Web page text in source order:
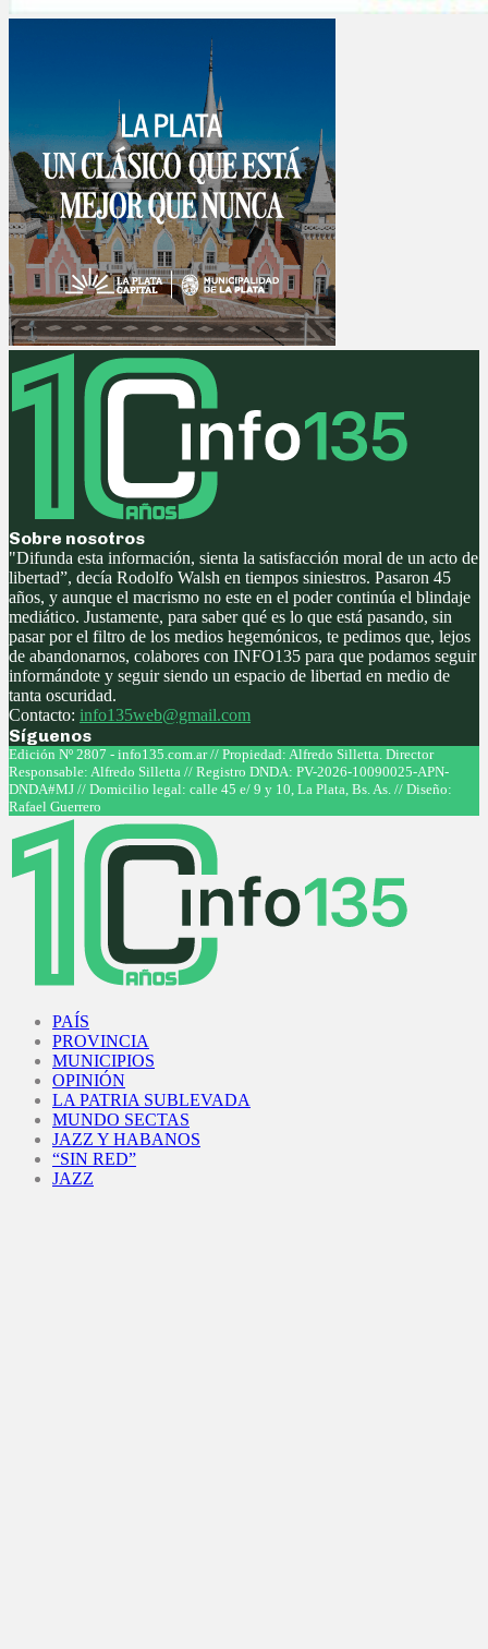
Sobre nosotros
"Difunda esta información, sienta la satisfacción moral de un acto de
libertad”, decía Rodolfo Walsh en tiempos siniestros. Pasaron 45
años, y aunque el macrismo no este en el poder continúa el blindaje
mediático. Justamente, para saber qué es lo que está pasando, sin
pasar por el filtro de los medios hegemónicos, te pedimos que, lejos
de abandonarnos, colabores con INFO135 para que podamos seguir
informándote y seguir siendo un espacio de libertad en medio de
tanta oscuridad.
Contacto: info135web@gmail.com
Síguenos
Facebook
Twitter
Instagram
Youtube
Edición Nº 2807 - info135.com.ar // Propiedad: Alfredo Silletta. Director
Responsable: Alfredo Silletta // Registro DNDA: PV-2026-10090025-APN-
DNDA#MJ // Domicilio legal: calle 45 e/ 9 y 10, La Plata, Bs. As. // Diseño:
Rafael Guerrero
PAÍS
PROVINCIA
MUNICIPIOS
OPINIÓN
LA PATRIA SUBLEVADA
MUNDO SECTAS
JAZZ Y HABANOS
“SIN RED”
JAZZ